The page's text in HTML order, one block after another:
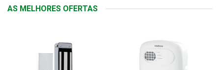
AS MELHORES OFERTAS